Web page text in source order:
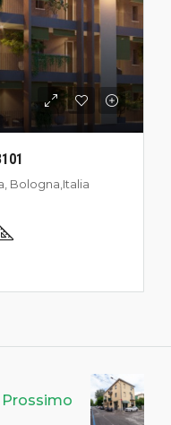
Bologna,Italia
Prossimo